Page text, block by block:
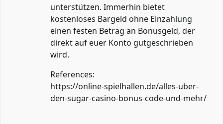
unterstützen. Immerhin bietet
kostenloses Bargeld ohne Einzahlung
einen festen Betrag an Bonusgeld, der
direkt auf euer Konto gutgeschrieben
wird.
References:
https://online-spielhallen.de/alles-uber-
den-sugar-casino-bonus-code-und-mehr/